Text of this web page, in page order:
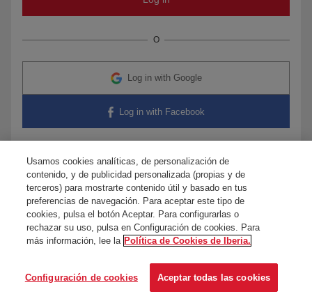
O
Log in with Google
Log in with Facebook
Any questions?Contact us
Usamos cookies analíticas, de personalización de
contenido, y de publicidad personalizada (propias y de
terceros) para mostrarte contenido útil y basado en tus
preferencias de navegación. Para aceptar este tipo de
cookies, pulsa el botón Aceptar. Para configurarlas o
rechazar su uso, pulsa en Configuración de cookies. Para
más información, lee la Política de Cookies de Iberia.
Configuración de cookies Aceptar todas las cookies